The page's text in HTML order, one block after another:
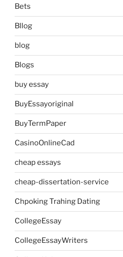
Bets
Bllog
blog
Blogs
buy essay
BuyEssayoriginal
BuyTermPaper
CasinoOnlineCad
cheap essays
cheap-dissertation-service
Chpoking Trahing Dating
CollegeEssay
CollegeEssayWriters